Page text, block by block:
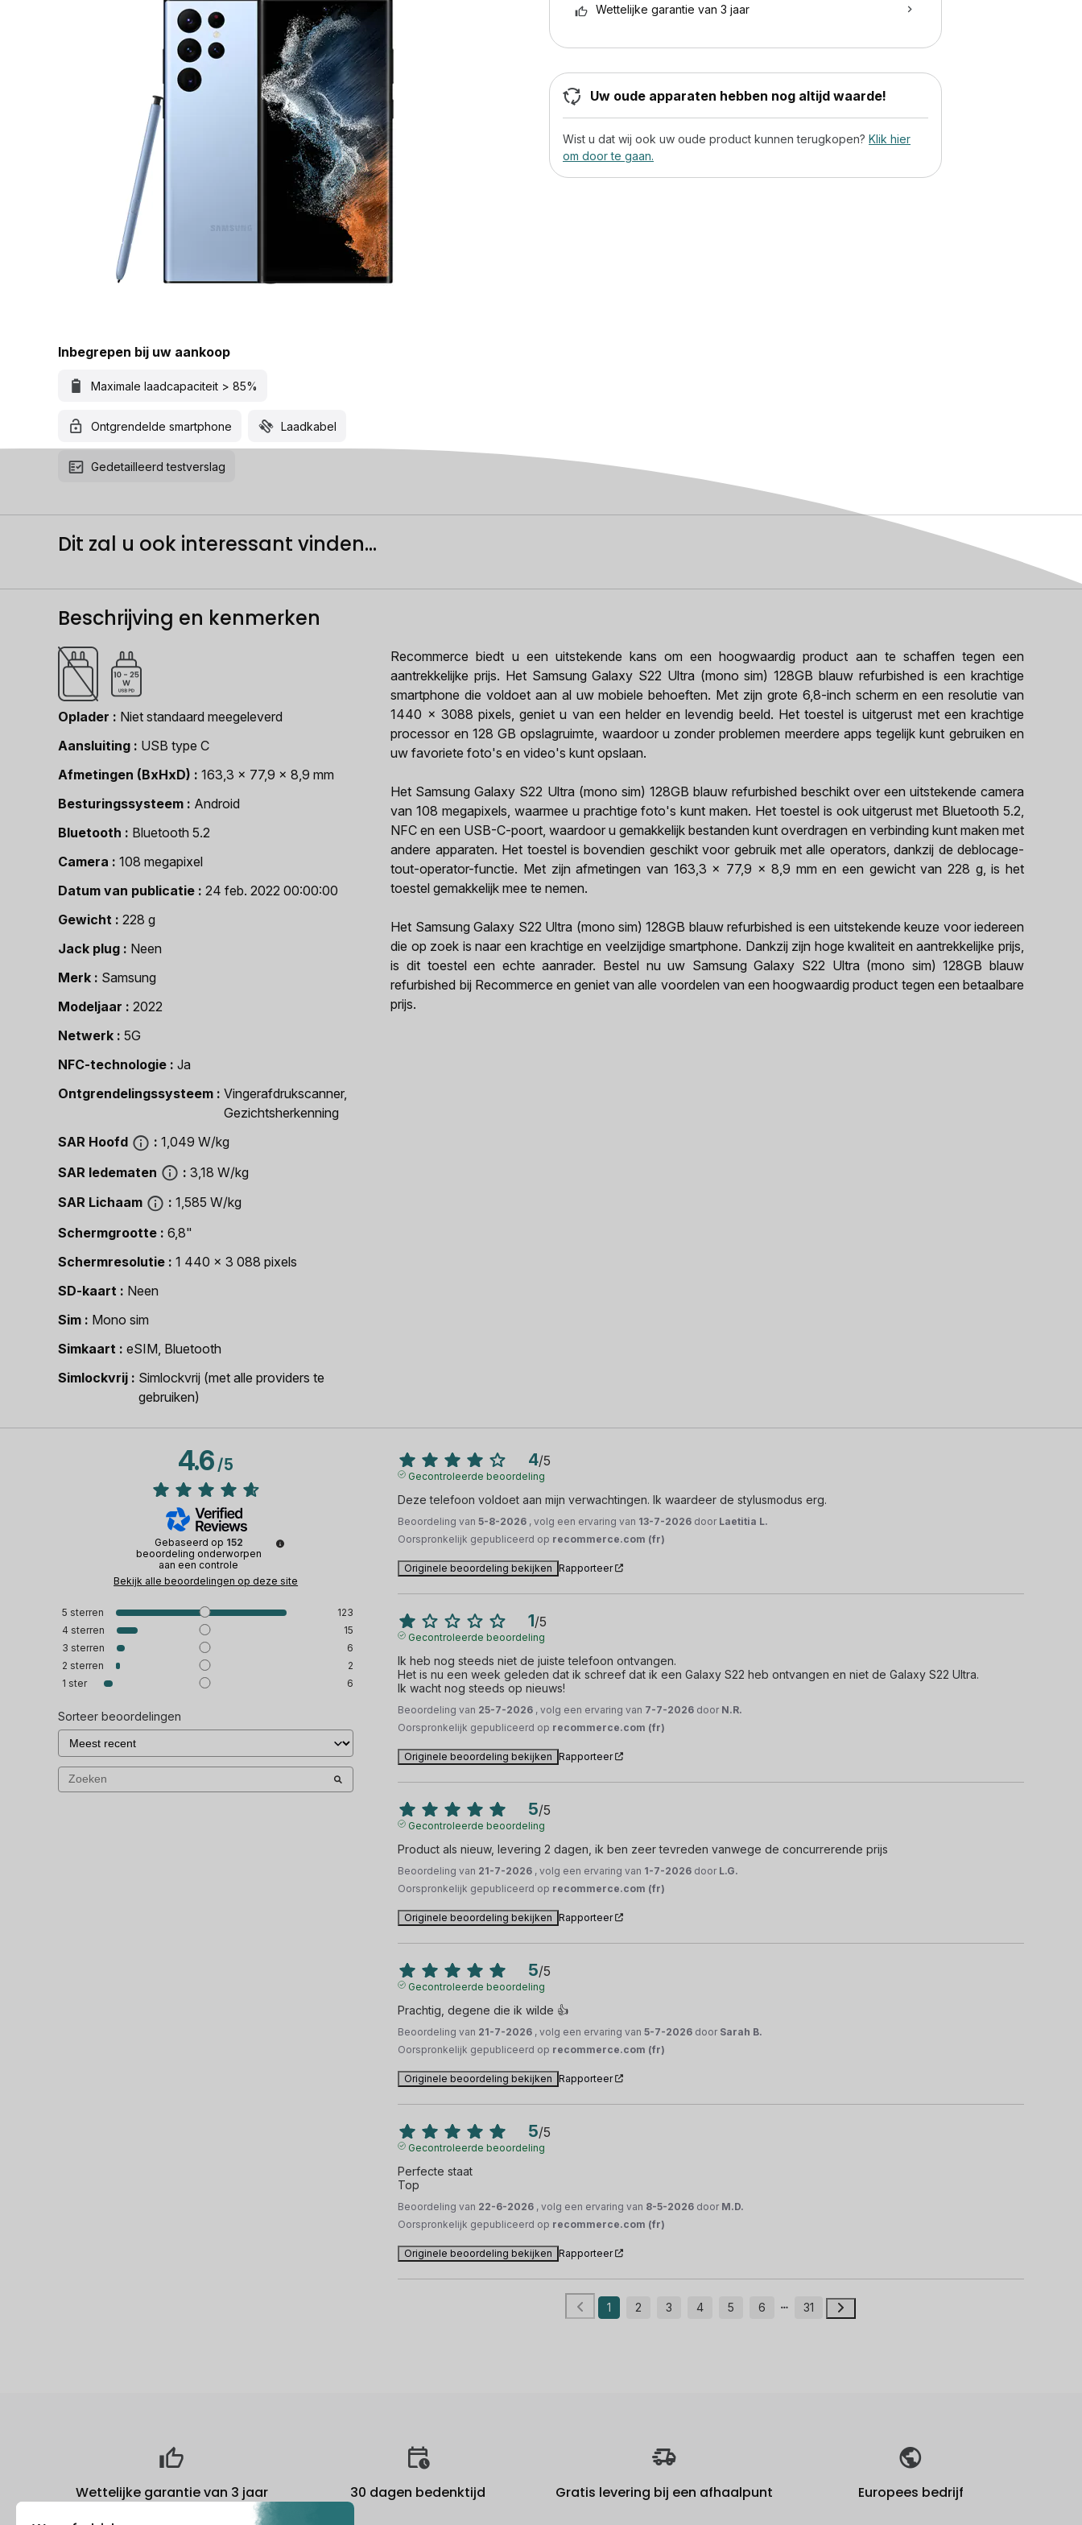
Inbegrepen bij uw aankoop
Maximale laadcapaciteit > 85%
Ontgrendelde smartphone Laadkabel
Gedetailleerd testverslag
Wettelijke garantie van 3 jaar
Uw oude apparaten hebben nog altijd waarde!
Wist u dat wij ook uw oude product kunnen terugkopen? Klik hier
om door te gaan.
Dit zal u ook interessant vinden...
Beschrijving en kenmerken
Oplader
Niet standaard meegeleverd
Aansluiting
USB type C
Afmetingen (BxHxD)
163,3 x 77,9 x 8,9 mm
Besturingssysteem
Android
Bluetooth
Bluetooth 5.2
Camera
108 megapixel
Datum van publicatie
24 feb. 2022 00:00:00
Gewicht
228 g
Jack plug
Neen
Merk
Samsung
Modeljaar
2022
Netwerk
5G
NFC-technologie
Ja
Ontgrendelingssysteem
Vingerafdrukscanner,
Gezichtsherkenning
SAR Hoofd
1,049 W/kg
SAR ledematen
3,18 W/kg
SAR Lichaam
1,585 W/kg
Schermgrootte
6,8"
Schermresolutie
1 440 x 3 088 pixels
SD-kaart
Neen
Sim
Mono sim
Simkaart
eSIM, Bluetooth
Simlockvrij
Simlockvrij (met alle providers te
gebruiken)
Recommerce biedt u een uitstekende kans om een hoogwaardig product aan te schaffen tegen een
aantrekkelijke prijs. Het Samsung Galaxy S22 Ultra (mono sim) 128GB blauw refurbished is een krachtige
smartphone die voldoet aan al uw mobiele behoeften. Met zijn grote 6,8-inch scherm en een resolutie van
1440 x 3088 pixels, geniet u van een helder en levendig beeld. Het toestel is uitgerust met een krachtige
processor en 128 GB opslagruimte, waardoor u zonder problemen meerdere apps tegelijk kunt gebruiken en
uw favoriete foto's en video's kunt opslaan.
Het Samsung Galaxy S22 Ultra (mono sim) 128GB blauw refurbished beschikt over een uitstekende camera
van 108 megapixels, waarmee u prachtige foto's kunt maken. Het toestel is ook uitgerust met Bluetooth 5.2,
NFC en een USB-C-poort, waardoor u gemakkelijk bestanden kunt overdragen en verbinding kunt maken met
andere apparaten. Het toestel is bovendien geschikt voor gebruik met alle operators, dankzij de deblocage-
tout-operator-functie. Met zijn afmetingen van 163,3 x 77,9 x 8,9 mm en een gewicht van 228 g, is het
toestel gemakkelijk mee te nemen.
Het Samsung Galaxy S22 Ultra (mono sim) 128GB blauw refurbished is een uitstekende keuze voor iedereen
die op zoek is naar een krachtige en veelzijdige smartphone. Dankzij zijn hoge kwaliteit en aantrekkelijke prijs,
is dit toestel een echte aanrader. Bestel nu uw Samsung Galaxy S22 Ultra (mono sim) 128GB blauw
refurbished bij Recommerce en geniet van alle voordelen van een hoogwaardig product tegen een betaalbare
prijs.
4.6/5
Gebaseerd op 152
beoordeling onderworpen
aan een controle
Bekijk alle beoordelingen op deze site
5 sterren
123
4 sterren
15
3 sterren
6
2 sterren
2
1 ster 6
Sorteer beoordelingen
4/5
Gecontroleerde beoordeling
Deze telefoon voldoet aan mijn verwachtingen. Ik waardeer de stylusmodus erg.
Beoordeling van5-8-2026 , volg een ervaring van 13-7-2026 door Laetitia L.
Oorspronkelijk gepubliceerd op recommerce.com (fr)
Originele beoordeling bekijken Rapporteer
1/5
Gecontroleerde beoordeling
Ik heb nog steeds niet de juiste telefoon ontvangen.
Het is nu een week geleden dat ik schreef dat ik een Galaxy S22 heb ontvangen en niet de Galaxy S22 Ultra.
Ik wacht nog steeds op nieuws!
Beoordeling van 25-7-2026 , volg een ervaring van 7-7-2026 door N.R.
Oorspronkelijk gepubliceerd op recommerce.com (fr)
Originele beoordeling bekijken Rapporteer
5/5
Gecontroleerde beoordeling
Product als nieuw, levering 2 dagen, ik ben zeer tevreden vanwege de concurrerende prijs
Beoordeling van 21-7-2026 , volg een ervaring van 1-7-2026 door L.G.
Oorspronkelijk gepubliceerd op recommerce.com (fr)
Originele beoordeling bekijken Rapporteer
5/5
Gecontroleerde beoordeling
Prachtig, degene die ik wilde 👍
Beoordeling van 21-7-2026 , volg een ervaring van5-7-2026 door Sarah B.
Oorspronkelijk gepubliceerd op recommerce.com (fr)
Originele beoordeling bekijken Rapporteer
5/5
Gecontroleerde beoordeling
Perfecte staat
Top
Beoordeling van 22-6-2026 , volg een ervaring van 8-5-2026 door M.D.
Oorspronkelijk gepubliceerd op recommerce.com (fr)
Originele beoordeling bekijken Rapporteer
1 2 3 4 5 6 31
Wettelijke garantie van 3 jaar 30 dagen bedenktijd Gratis levering bij een afhaalpunt Europees bedrijf